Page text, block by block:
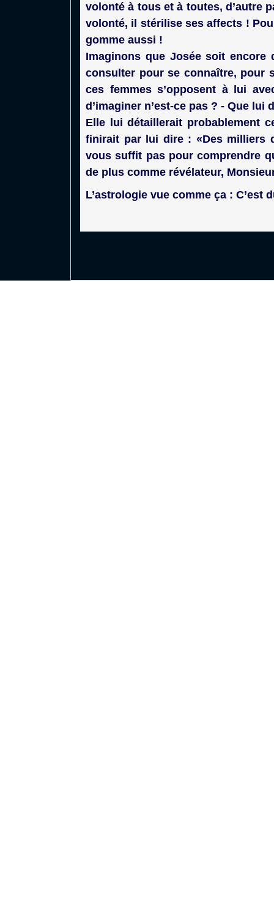
volonté à tous et à toutes, d’autre
volonté, il stérilise ses affects !
gomme aussi !
Imaginons que Josée soit
consulter pour se connaître, pour
ces femmes s’opposent à lui
d’imaginer n’est-ce pas ? - Que lui
Elle lui détaillerait probablement
finirait par lui dire : «Des milliers
vous suffit pas pour comprendre
de plus comme révélateur,
L’astrologie vue comme ça : C’est